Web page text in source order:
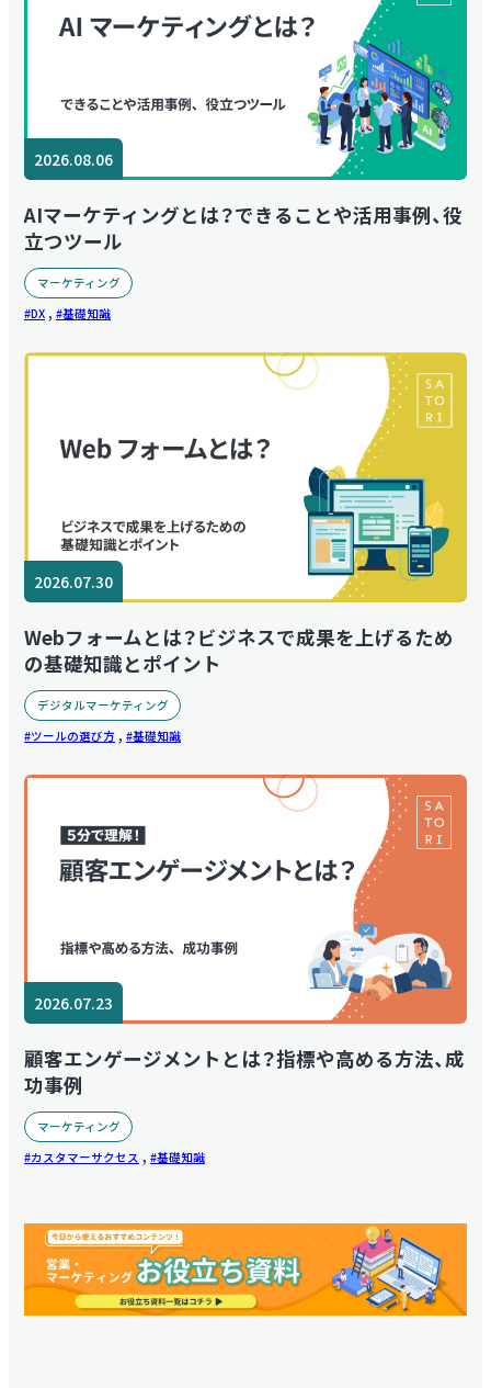
2026.08.06
AIマーケティングとは？できることや活用事例、役
立つツール
マーケティング
DX , 基礎知識
2026.07.30
Webフォームとは？ビジネスで成果を上げるため
の基礎知識とポイント
デジタルマーケティング
ツールの選び方 , 基礎知識
2026.07.23
顧客エンゲージメントとは？指標や高める方法、成
功事例
マーケティング
カスタマーサクセス , 基礎知識